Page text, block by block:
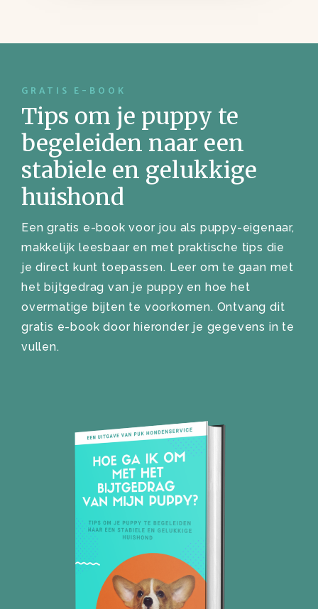
GRATIS E-BOOK
Tips om je puppy te
begeleiden naar een
stabiele en gelukkige
huishond
Een gratis e-book voor jou als puppy-eigenaar,
makkelijk leesbaar en met praktische tips die
je direct kunt toepassen. Leer om te gaan met
het bijtgedrag van je puppy en hoe het
overmatige bijten te voorkomen. Ontvang dit
gratis e-book door hieronder je gegevens in te
vullen.